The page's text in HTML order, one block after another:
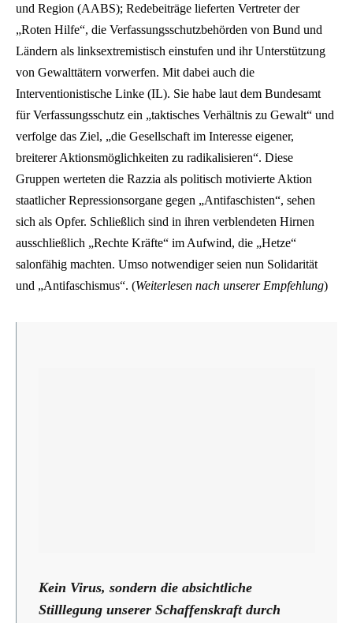
und Region (AABS); Redebeiträge lieferten Vertreter der
„Roten Hilfe“, die Verfassungsschutzbehörden von Bund und
Ländern als linksextremistisch einstufen und ihr Unterstützung
von Gewalttätern vorwerfen. Mit dabei auch die
Interventionistische Linke (IL). Sie habe laut dem Bundesamt
für Verfassungsschutz ein „taktisches Verhältnis zu Gewalt“ und
verfolge das Ziel, „die Gesellschaft im Interesse eigener,
breiterer Aktionsmöglichkeiten zu radikalisieren“. Diese
Gruppen werteten die Razzia als politisch motivierte Aktion
staatlicher Repressionsorgane gegen „Antifaschisten“, sehen
sich als Opfer. Schließlich sind in ihren verblendeten Hirnen
ausschließlich „Rechte Kräfte“ im Aufwind, die „Hetze“
salonfähig machten. Umso notwendiger seien nun Solidarität
und „Antifaschismus“. (Weiterlesen nach unserer Empfehlung)
Kein Virus, sondern die absichtliche
Stilllegung unserer Schaffenskraft durch